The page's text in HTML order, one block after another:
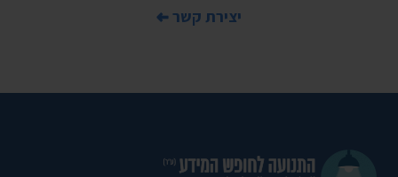
יצירת קשר